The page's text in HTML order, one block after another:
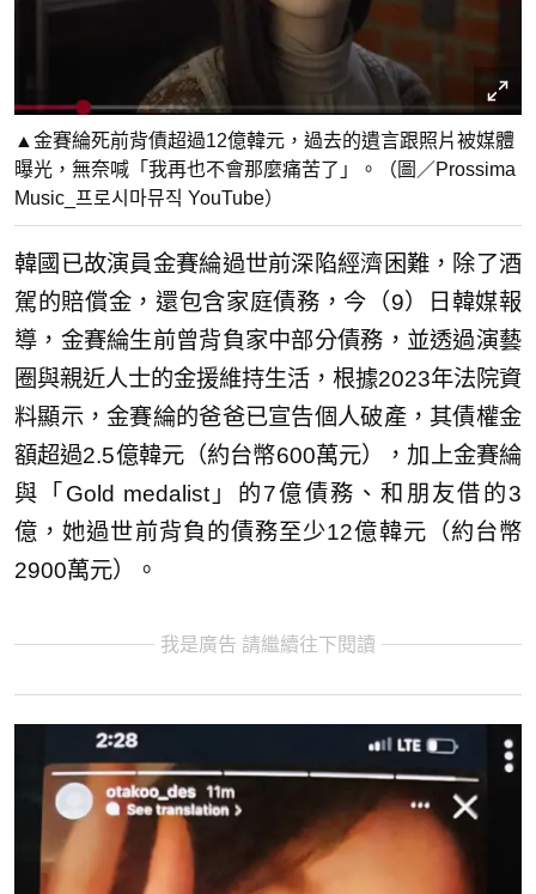
▲金賽綸死前背債超過12億韓元，過去的遺言跟照片被媒體
曝光，無奈喊「我再也不會那麼痛苦了」。（圖／Prossima
Music_프로시마뮤직 YouTube）
韓國已故演員金賽綸過世前深陷經濟困難，除了酒
駕的賠償金，還包含家庭債務，今（9）日韓媒報
導，金賽綸生前曾背負家中部分債務，並透過演藝
圈與親近人士的金援維持生活，根據2023年法院資
料顯示，金賽綸的爸爸已宣告個人破產，其債權金
額超過2.5億韓元（約台幣600萬元），加上金賽綸
與「Gold medalist」的7億債務、和朋友借的3
億，她過世前背負的債務至少12億韓元（約台幣
2900萬元）。
我是廣告 請繼續往下閱讀